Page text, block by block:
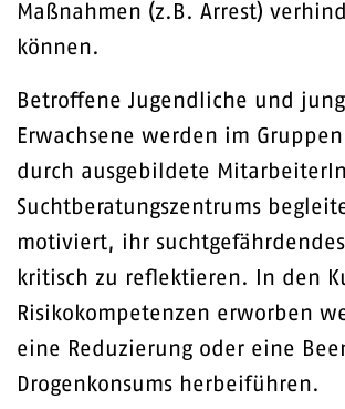
Maßnahmen (z.B. Arrest)
können.
Betroffene Jugendliche und
Erwachsene werden im
durch ausgebildete
Suchtberatungszentrums
motiviert, ihr
kritisch zu reflektieren. In den
Risikokompetenzen erworben
eine Reduzierung oder eine
Drogenkonsums herbeiführen.